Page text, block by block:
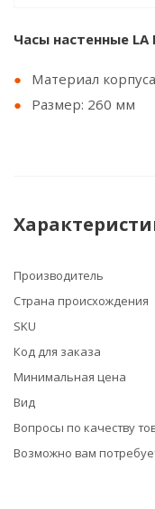
Часы настенные LA
Материал
Размер: 260 мм
Производитель
Страна происхождения
SKU
Код для заказа
Минимальная цена
Вид
Вопросы по качеству
Возможно вам